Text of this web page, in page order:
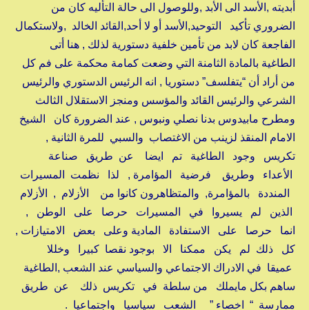
أبديته ,الأسد الى الأبد ,وللوصول الى حالة التأليه كان من
الضروري تأكيد التوحيد,الأسد أو لا أحد,القائد الخالد ,ولاستكمال
الفاجعة كان لابد من تأمين خلفية دستورية لذلك , هنا أتى
الطاغية بالمادة الثامنة التي وضعت كمامة محكمة على فم كل
من أراد أن “يتفلسف” دستوريا , انه الرئيس الدستوري والرئيس
الشرعي والرئيس القائد والمؤسس ومنجز الاستقلال الثالث
ومطرح مابيدوس بدنا نصلي ونبوس , عند الضرورة كان الشيخ
الامام المنقذ لزينب من الاغتصاب والسبي للمرة الثانية ,
تكريس وجود الطاغية تم ايضا عن طريق صناعة
الأعداء وطريق فرضية المؤامرة , لذا نظمت المسيرات
المنددة بالمؤامرة, والمتظاهرون كانوا من الأزلام , الأزلام
الذين لم يسيروا في المسيرات حرصا على الوطن ,
انما حرصا على الاستفادة المادية وعلى بعض الامتيازات ,
كل ذلك لم يكن ممكنا الا بوجود نقصا كبيرا وخللا
عميقا في الادراك الاجتماعي والسياسي عند الشعب ,الطاغية
ساهم بكل مايملك من سلطة في تكريس ذلك عن طريق
ممارسة “ اخصاء ” الشعب سياسيا واجتماعيا .